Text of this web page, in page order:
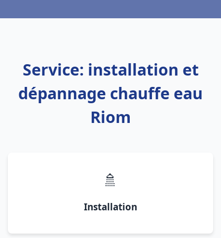
Service: installation et
dépannage chauffe eau
Riom
🚿
Installation